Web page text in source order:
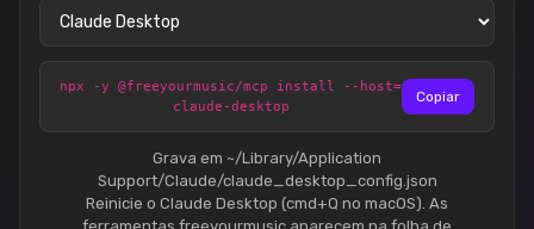
npx -y @freeyourmusic/mcp install --host=
claude-desktop
Copiar
Grava em ~/Library/Application
Support/Claude/claude_desktop_config.json
Reinicie o Claude Desktop (cmd+Q no macOS). As
ferramentas freeyourmusic aparecem na folha de